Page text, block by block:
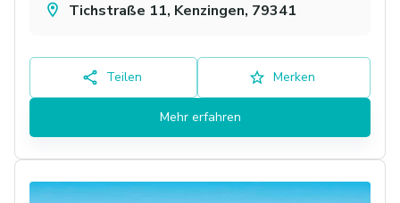
Tichstraße 11, Kenzingen, 79341
Teilen Merken
Mehr erfahren